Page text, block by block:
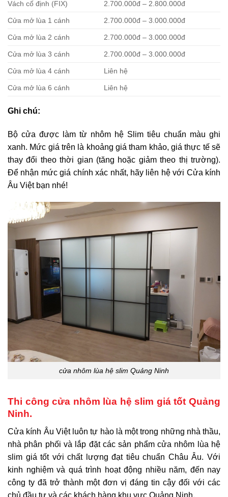
Vách cố định (FIX) 2.700.000đ – 2.800.000đ
Cửa mở lùa 1 cánh 2.700.000đ – 3.000.000đ
Cửa mở lùa 2 cánh 2.700.000đ – 3.000.000đ
Cửa mở lùa 3 cánh 2.700.000đ – 3.000.000đ
Cửa mở lùa 4 cánh Liên hệ
Cửa mở lùa 6 cánh Liên hệ
Ghi chú:
Bộ cửa được làm từ nhôm hệ Slim tiêu chuẩn màu ghi
xanh. Mức giá trên là khoảng giá tham khảo, giá thực tế sẽ
thay đổi theo thời gian (tăng hoặc giảm theo thị trường).
Để nhận mức giá chính xác nhất, hãy liên hệ với Cửa kính
Âu Việt bạn nhé!
cửa nhôm lùa hệ slim Quảng Ninh
Thi công cửa nhôm lùa hệ slim giá tốt Quảng
Ninh.
Cửa kính Âu Việt luôn tự hào là một trong những nhà thầu,
nhà phân phối và lắp đặt các sản phẩm cửa nhôm lùa hệ
slim giá tốtvới chất lượng đạt tiêu chuẩn Châu Âu. Với
kinh nghiệm và quá trình hoạt động nhiều năm, đến nay
công ty đã trở thành một đơn vị đáng tin cậy đối với các
chủ đầu tư và các khách hàng khu vực Quảng Ninh.